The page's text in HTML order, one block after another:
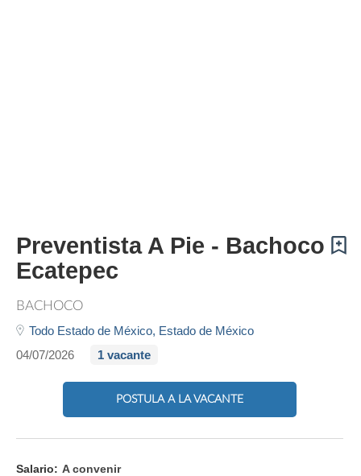
Preventista A Pie - Bachoco
Ecatepec
BACHOCO
Todo Estado de México, Estado de México
04/07/2026
1 vacante
POSTULA A LA VACANTE
Salario: A convenir